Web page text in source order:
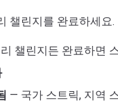
챌린지를 완료하세요.
챌린지든 완료하면
— 국가 스트릭, 지역